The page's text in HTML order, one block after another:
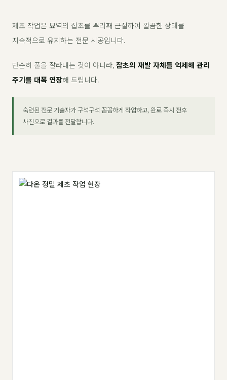
제초 작업은 묘역의 잡초를 뿌리째 근절하여 깔끔한 상태를
지속적으로 유지하는 전문 시공입니다.
단순히 풀을 잘라내는 것이 아니라, 잡초의 재발 자체를 억제해 관리
주기를 대폭 연장해 드립니다.
숙련된 전문 기술자가 구석구석 꼼꼼하게 작업하고, 완료 즉시 전후
사진으로 결과를 전달합니다.